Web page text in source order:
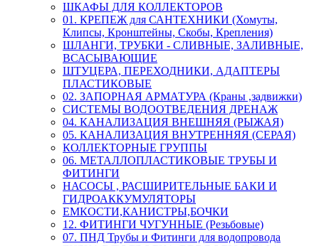
ШКАФЫ ДЛЯ КОЛЛЕКТОРОВ
01. КРЕПЕЖ для САНТЕХНИКИ (Хомуты,
Клипсы, Кронштейны, Скобы, Крепления)
ШЛАНГИ, ТРУБКИ - СЛИВНЫЕ, ЗАЛИВНЫЕ,
ВСАСЫВАЮЩИЕ
ШТУЦЕРА, ПЕРЕХОДНИКИ, АДАПТЕРЫ
ПЛАСТИКОВЫЕ
02. ЗАПОРНАЯ АРМАТУРА (Краны ,задвижки)
СИСТЕМЫ ВОДООТВЕДЕНИЯ ДРЕНАЖ
04. КАНАЛИЗАЦИЯ ВНЕШНЯЯ (РЫЖАЯ)
05. КАНАЛИЗАЦИЯ ВНУТРЕННЯЯ (СЕРАЯ)
КОЛЛЕКТОРНЫЕ ГРУППЫ
06. МЕТАЛЛОПЛАСТИКОВЫЕ ТРУБЫ И
ФИТИНГИ
НАСОСЫ , РАСШИРИТЕЛЬНЫЕ БАКИ И
ГИДРОАККУМУЛЯТОРЫ
ЕМКОСТИ,КАНИСТРЫ,БОЧКИ
12. ФИТИНГИ ЧУГУННЫЕ (Резьбовые)
07. ПНД Трубы и Фитинги для водопровода